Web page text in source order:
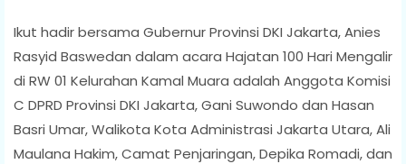
Ikut hadir bersama Gubernur Provinsi DKI Jakarta, Anies
Rasyid Baswedan dalam acara Hajatan 100 Hari Mengalir
di RW 01 Kelurahan Kamal Muara adalah Anggota Komisi
C DPRD Provinsi DKI Jakarta, Gani Suwondo dan Hasan
Basri Umar, Walikota Kota Administrasi Jakarta Utara, Ali
Maulana Hakim, Camat Penjaringan, Depika Romadi, dan